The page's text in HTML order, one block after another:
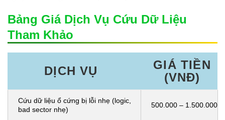
Bảng Giá Dịch Vụ Cứu Dữ Liệu
Tham Khảo
DỊCH VỤ
GIÁ TIỀN
(VNĐ)
Cứu dữ liệu ổ cứng bị lỗi nhẹ (logic,
bad sector nhẹ)
500.000 – 1.500.000